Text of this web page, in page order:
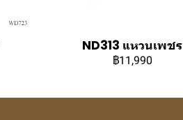
ND313 แหวนเพชร
฿11,990